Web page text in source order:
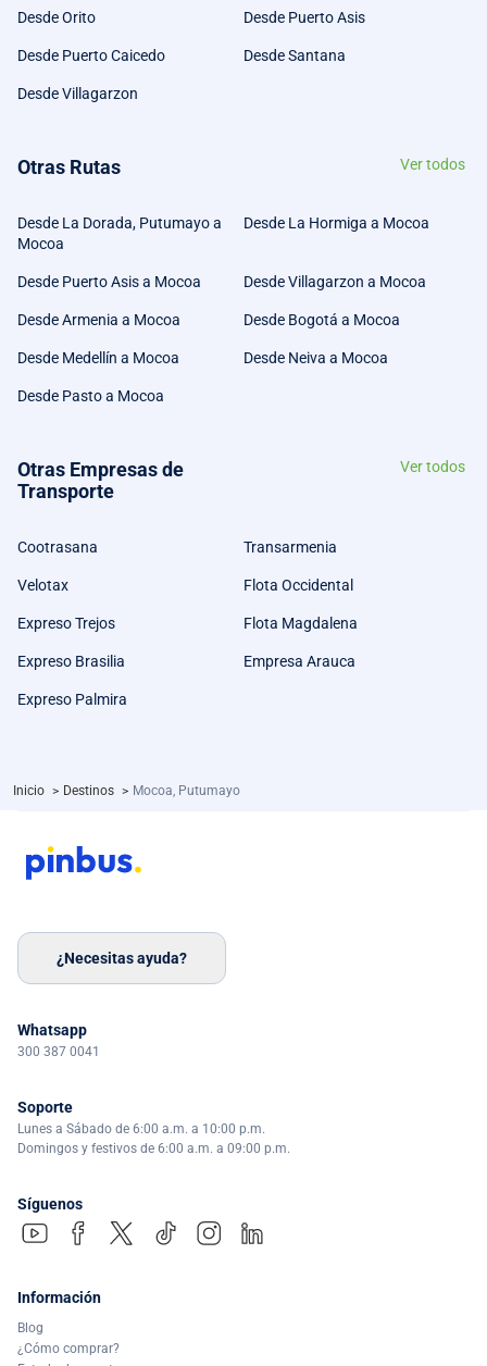
Desde Orito Desde Puerto Asis
Desde Puerto Caicedo Desde Santana
Desde Villagarzon
Otras Rutas Ver todos
Desde La Dorada, Putumayo a
Mocoa
Desde La Hormiga a Mocoa
Desde Puerto Asis a Mocoa Desde Villagarzon a Mocoa
Desde Armenia a Mocoa Desde Bogotá a Mocoa
Desde Medellín a Mocoa Desde Neiva a Mocoa
Desde Pasto a Mocoa
Otras Empresas de
Transporte
Ver todos
Cootrasana Transarmenia
Velotax Flota Occidental
Expreso Trejos Flota Magdalena
Expreso Brasilia Empresa Arauca
Expreso Palmira
Inicio > Destinos > Mocoa, Putumayo
¿Necesitas ayuda?
Whatsapp
300 387 0041
Soporte
Lunes a Sábado de 6:00 a.m. a 10:00 p.m.
Domingos y festivos de 6:00 a.m. a 09:00 p.m.
Síguenos
Información
Blog
¿Cómo comprar?